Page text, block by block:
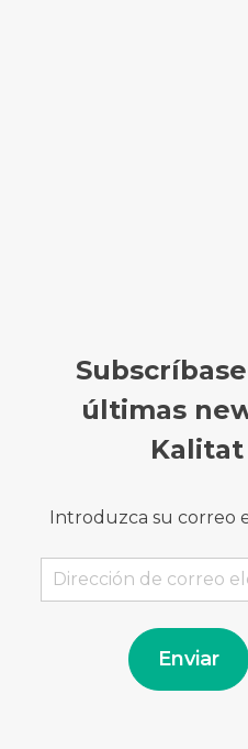
últimas
Kalitat
Introduzca su correo
Dirección
de
electrónico
Enviar